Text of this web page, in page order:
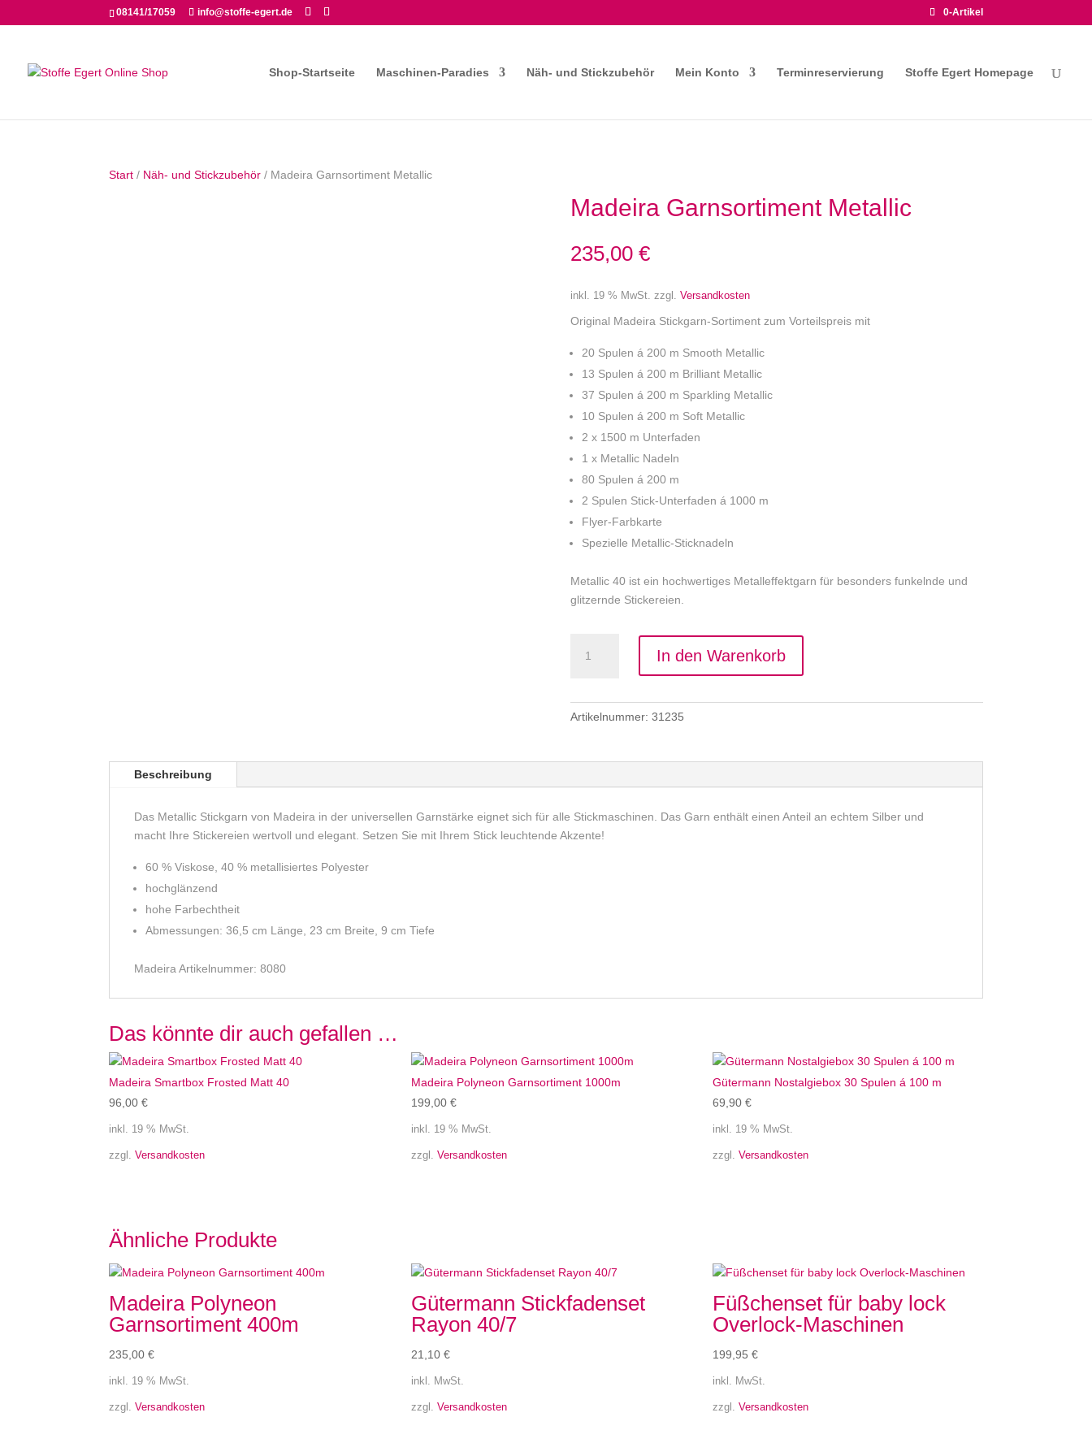
08141/17059 info@stoffe-egert.de 0-Artikel
Shop-Startseite Maschinen-Paradies Näh- und Stickzubehör Mein Konto Terminreservierung Stoffe Egert Homepage
Start / Näh- und Stickzubehör / Madeira Garnsortiment Metallic
Madeira Garnsortiment Metallic
235,00 €
inkl. 19 % MwSt. zzgl. Versandkosten
Original Madeira Stickgarn-Sortiment zum Vorteilspreis mit
20 Spulen á 200 m Smooth Metallic
13 Spulen á 200 m Brilliant Metallic
37 Spulen á 200 m Sparkling Metallic
10 Spulen á 200 m Soft Metallic
2 x 1500 m Unterfaden
1 x Metallic Nadeln
80 Spulen á 200 m
2 Spulen Stick-Unterfaden á 1000 m
Flyer-Farbkarte
Spezielle Metallic-Sticknadeln
Metallic 40 ist ein hochwertiges Metalleffektgarn für besonders funkelnde und
glitzernde Stickereien.
Garnsortiment
In den Warenkorb
v
Artikelnummer: 31235
Beschreibung
Das Metallic Stickgarn von Madeira in der universellen Garnstärke eignet sich für alle Stickmaschinen. Das Garn enthält einen Anteil an echtem Silber und
macht Ihre Stickereien wertvoll und elegant. Setzen Sie mit Ihrem Stick leuchtende Akzente!
60 % Viskose, 40 % metallisiertes Polyester
hochglänzend
hohe Farbechtheit
Abmessungen: 36,5 cm Länge, 23 cm Breite, 9 cm Tiefe
Madeira Artikelnummer: 8080
Das könnte dir auch gefallen …
Madeira Smartbox Frosted Matt 40
96,00€
inkl. 19 % MwSt.
zzgl.Versandkosten
Madeira Polyneon Garnsortiment 1000m
199,00 €
inkl. 19 % MwSt.
zzgl. Versandkosten
Gütermann Nostalgiebox 30 Spulen á 100 m
69,90€
inkl. 19 % MwSt.
zzgl.Versandkosten
Ähnliche Produkte
Madeira Polyneon
Garnsortiment 400m
235,00€
inkl. 19 % MwSt.
zzgl.Versandkosten
Gütermann Stickfadenset
Rayon 40/7
21,10 €
inkl. MwSt.
zzgl. Versandkosten
Füßchenset für baby lock
Overlock-Maschinen
199,95€
inkl. MwSt.
zzgl.Versandkosten